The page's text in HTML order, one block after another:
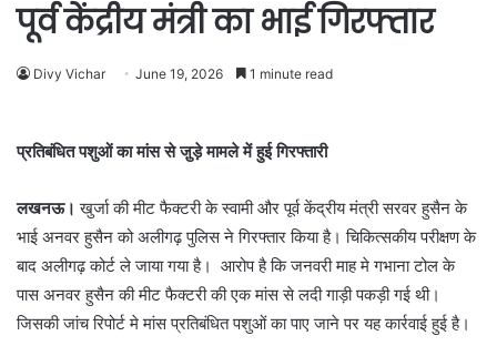
पूर्व केंद्रीय मंत्री का भाई गिरफ्तार
Divy Vichar June 19, 2026 1 minute read
प्रतिबंधित पशुओं का मांस से जु़ड़े मामले में हुई गिरफ्तारी
लखनऊ।खुर्जा की मीट फैक्टरी के स्वामी और पूर्व केंद्रीय मंत्री सरवर हुसैन के
भाई अनवर हुसैन को अलीगढ़ पुलिस ने गिरफ्तार किया है। चिकित्सकीय परीक्षण के
बाद अलीगढ़ कोर्ट ले जाया गया है। आरोप है कि जनवरी माह मे गभाना टोल के
पास अनवर हुसैन की मीट फैक्टरी की एक मांस से लदी गाड़ी पकड़ी गई थी।
जिसकी जांच रिपोर्ट मे मांस प्रतिबंधित पशुओं का पाए जाने पर यह कार्रवाई हुई है।